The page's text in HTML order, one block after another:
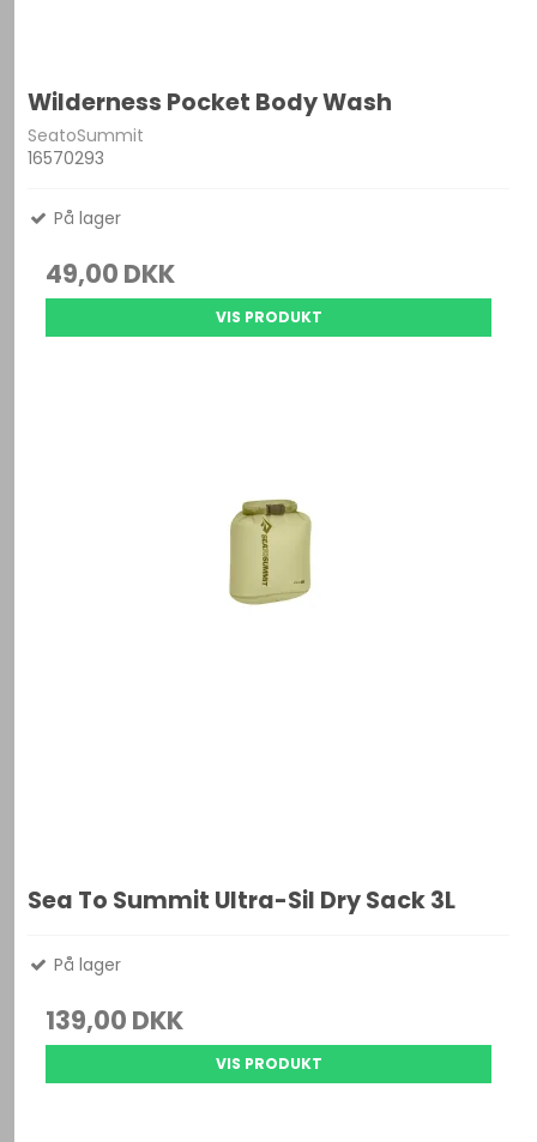
Wilderness Pocket Body Wash
SeatoSummit
16570293
På lager
49,00 DKK
VIS PRODUKT
Sea To Summit Ultra-Sil Dry Sack 3L
På lager
139,00 DKK
VIS PRODUKT